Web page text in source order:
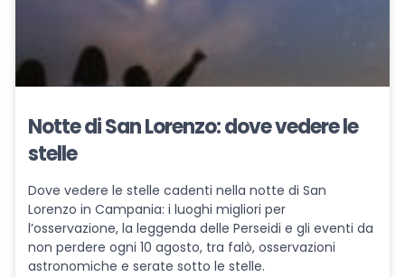
Notte di San Lorenzo: dove vedere le
stelle
Dove vedere le stelle cadenti nella notte di San
Lorenzo in Campania: i luoghi migliori per
l’osservazione, la leggenda delle Perseidi e gli eventi da
non perdere ogni 10 agosto, tra falò, osservazioni
astronomiche e serate sotto le stelle.